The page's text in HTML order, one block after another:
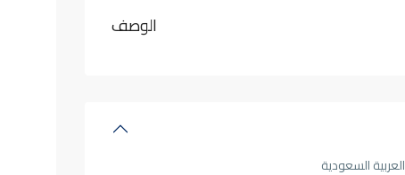
الوصف
السعودية